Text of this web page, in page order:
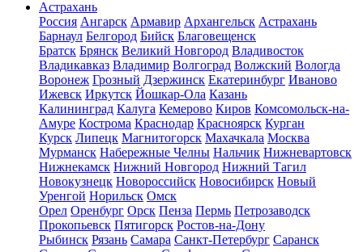
Астрахань
Россия Ангарск Армавир Архангельск Астрахань
Барнаул Белгород Бийск Благовещенск
Братск Брянск Великий Новгород Владивосток
Владикавказ Владимир Волгоград Волжский Вологда
Воронеж Грозный Дзержинск Екатеринбург Иваново
Ижевск Иркутск Йошкар-Ола Казань
Калининград Калуга Кемерово Киров Комсомольск-на-
Амуре Кострома Краснодар Красноярск Курган
Курск Липецк Магнитогорск Махачкала Москва
Мурманск Набережные Челны Нальчик Нижневартовск
Нижнекамск Нижний Новгород Нижний Тагил
Новокузнецк Новороссийск Новосибирск Новый
Уренгой Норильск Омск
Орел Оренбург Орск Пенза Пермь Петрозаводск
Прокопьевск Пятигорск Ростов-на-Дону
Рыбинск Рязань Самара Санкт-Петербург Саранск